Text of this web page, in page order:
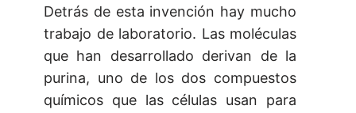
Detrás de esta invención hay mucho
trabajo de laboratorio. Las moléculas
que han desarrollado derivan de la
purina, uno de los dos compuestos
químicos que las células usan para